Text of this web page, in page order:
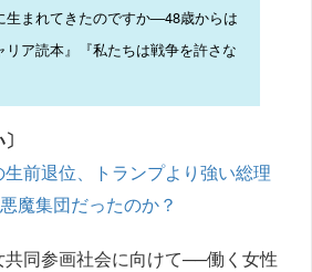
生まれてきたのですか―48歳からは
リア読本』『私たちは戦争を許さな
前退位、トランプより強い総理
魔集団だったのか？
同参画社会に向けて──働く女性